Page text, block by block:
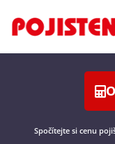
Spočítejte si cenu